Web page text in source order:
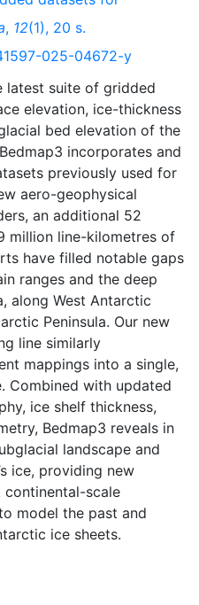
, 12(1), 20 s.
025-04672-y
latest suite of gridded
elevation, ice-thickness
bed elevation of the
incorporates and
previously used for
aero-geophysical
an additional 52
million line-kilometres of
have filled notable gaps
ranges and the deep
along West Antarctic
Peninsula. Our new
line similarly
mappings into a single,
Combined with updated
ice shelf thickness,
Bedmap3 reveals in
landscape and
ice, providing new
scale
model the past and